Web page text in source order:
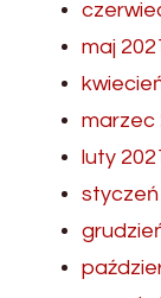
maj
marzec
luty
styczeń